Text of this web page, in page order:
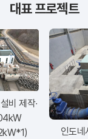
대표 프로젝트
비 제작∙
인도